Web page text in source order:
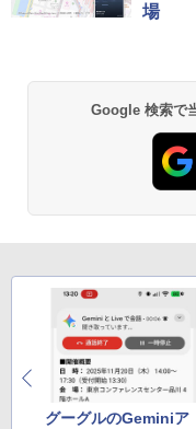
場
Google 検索で
グーグルのGeminiア